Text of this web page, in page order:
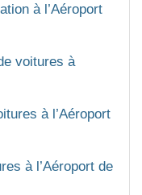
à l’Aéroport
voitures à
à l’Aéroport
à l’Aéroport de